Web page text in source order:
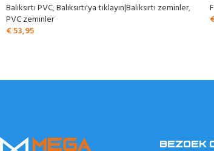
Balıksırtı PVC,Balıksırtı'ya tıklayın|Balıksırtı zeminler,
PVC zeminler
€53,95
BEZOEK